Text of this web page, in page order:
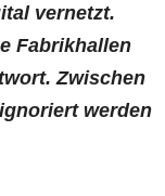
vernetzt.
Fabrikhallen
Zwischen
werden